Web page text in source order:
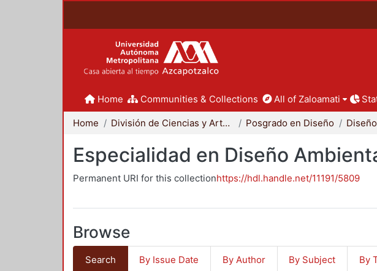
Home Communities & Collections All of Zaloamati
Home División de Ciencias y Artes para el Diseño Posgrado en Diseño
Especialidad en Diseño
Permanent URI for this collectionhttps://hdl.handle.net/11191/5809
Browse
Search By Issue Date By Author By Subject By